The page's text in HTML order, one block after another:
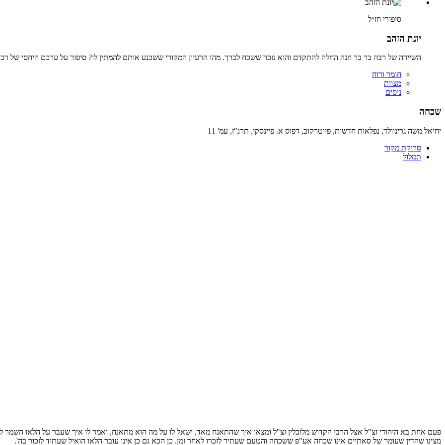
סיפורי חז״ל
יונת הזהב
השיירה של רבה בר בר חנה החלה להתקדם והוא נזכר ששכח לברך. מהו הרעיון המקורי ששכנע אותם להמתין לו? סיפור על ערכם היחסי של
חומר ורוח
מצוות
ניסים
שכחה
יחיאל משה גרינוולד, נפלאות חדשות, פיוטרקוב, דפוס א. פיינסקי, תרנ"ז, עמ' 11
סריקת מקור
תמלול
פעם אחת בא היהודי זצ"ל אצל הרבי הקדוש מלובלין זצ"ל ומצאו איך שהתאנח מאד, ושאל לו על מה הוא מתאנח, ואמר לו איך שעבר על הלאו
מצינו שהדין שעומר של סאתיים אינו שכחה אע"פ ששכחה והטעם שעתיד לזכרו לאחר זמן. כן הכא גם כן אינו עובר הלאו הואיל שעתיד לזכור בה'.